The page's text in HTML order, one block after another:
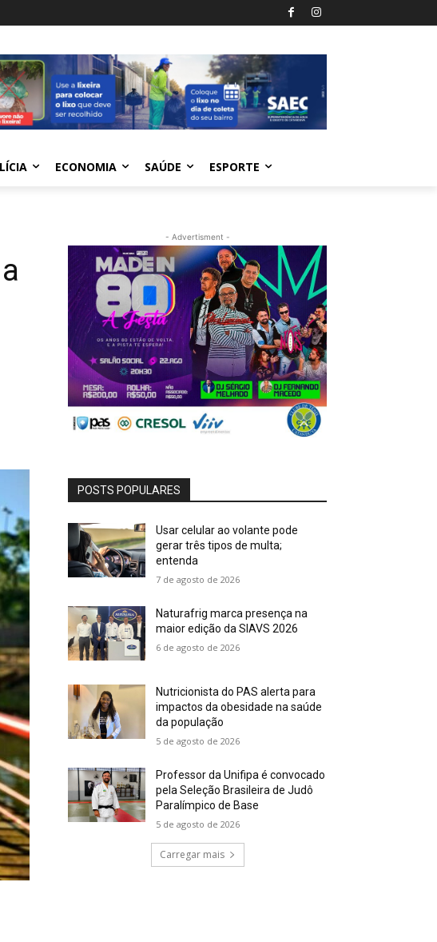
ECONOMIA SAÚDE ESPORTE
- Advertisment -
POSTS POPULARES
Usar celular ao volante pode
gerar três tipos de multa;
entenda
7 de agosto de 2026
Naturafrig marca presença na
maior edição da SIAVS 2026
6 de agosto de 2026
Nutricionista do PAS alerta para
impactos da obesidade na saúde
da população
5 de agosto de 2026
Professor da Unifipa é convocado
pela Seleção Brasileira de Judô
Paralímpico de Base
5 de agosto de 2026
Carregar mais